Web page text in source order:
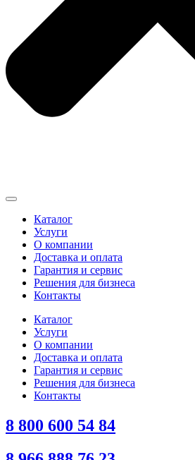
Каталог
Услуги
О компании
Доставка и оплата
Гарантия и сервис
Решения для бизнеса
Контакты
Каталог
Услуги
О компании
Доставка и оплата
Гарантия и сервис
Решения для бизнеса
Контакты
8 800 600 54 84